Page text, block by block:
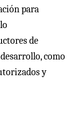
para
de
como
y